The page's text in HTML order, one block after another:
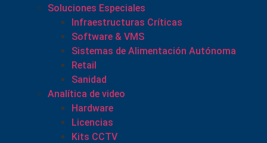
Soluciones Especiales
Infraestructuras Críticas
Software & VMS
Sistemas de Alimentación Autónoma
Retail
Sanidad
Analítica de video
Hardware
Licencias
Kits CCTV